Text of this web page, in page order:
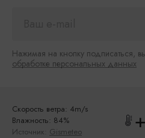
Нажимая на кнопку подписаться,
обработке персональных данных
Скорость ветра: 4m/s
Влажность: 84%
Источник: Gismeteo